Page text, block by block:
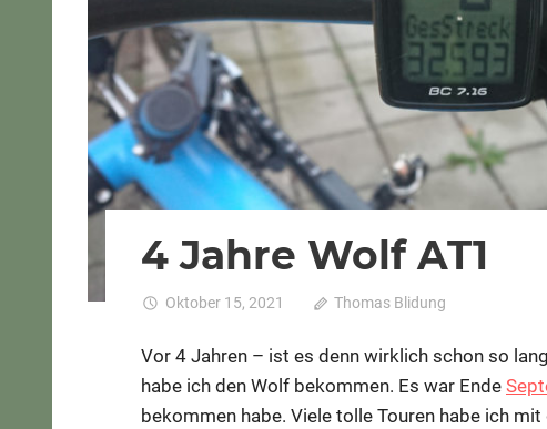
4 Jahre Wolf AT1
Oktober 15, 2021 Thomas Blidung
Vor 4 Jahren – ist es denn wirklich schon so
habe ich den Wolf bekommen. Es war Ende
bekommen habe. Viele tolle Touren habe ich